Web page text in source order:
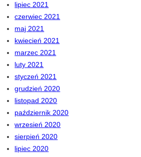
lipiec 2021
czerwiec 2021
maj 2021
kwiecień 2021
marzec 2021
luty 2021
styczeń 2021
grudzień 2020
listopad 2020
październik 2020
wrzesień 2020
sierpień 2020
lipiec 2020